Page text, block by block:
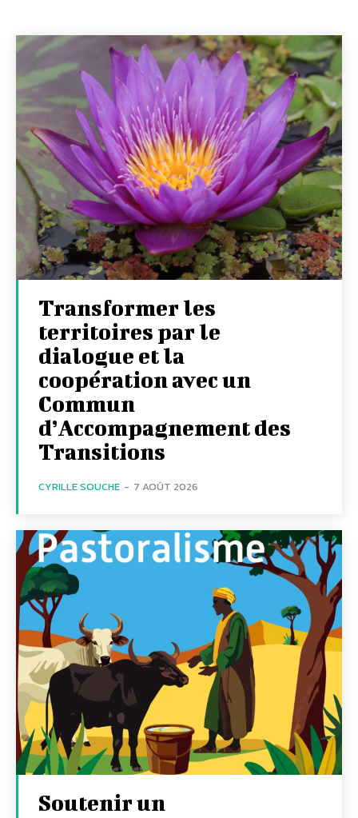
Transformer les
territoires par le
dialogue et la
coopération avec un
Commun
d’Accompagnement des
Transitions
CYRILLE SOUCHE - 7 AOÛT 2026
Soutenir un